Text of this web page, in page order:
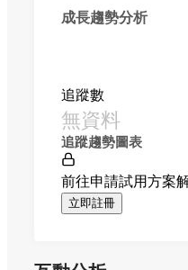
成長趨勢分析
追蹤數
無資料
追蹤趨勢圖表
前往申請試用方案
立即註冊